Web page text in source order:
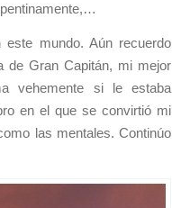
mundo. Aún recuerdo
de Gran Capitán, mi mejor
vehemente si le estaba
en el que se convirtió mi
las mentales. Continúo